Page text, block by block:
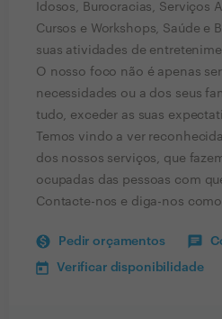
Idosos, Burocracias, Serviços
Cursos e Workshops, Saúde e
suas atividades de
O nosso foco não é apenas
necessidades ou a dos seus
tudo, exceder as suas
Temos vindo a ver
dos nossos serviços, que
ocupadas das pessoas com
Contacte-nos e diga-nos
Pedir orçamentos
Verificar disponibilidade